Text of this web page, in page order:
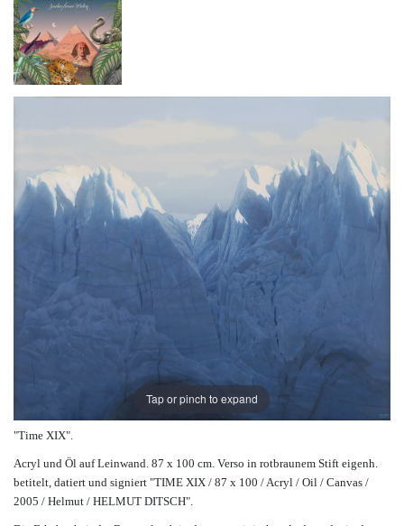
Tap or pinch to expand
"Time XIX".
Acryl und Öl auf Leinwand. 87 x 100 cm. Verso in rotbraunem Stift eigenh.
betitelt, datiert und signiert "TIME XIX / 87 x 100 / Acryl / Oil / Canvas /
2005 / Helmut / HELMUT DITSCH".